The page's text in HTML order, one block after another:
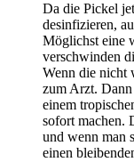
Da die Pickel
desinfizieren,
Möglichst eine
verschwinden
Wenn die nicht
zum Arzt.
einem
sofort machen.
und wenn man
einen